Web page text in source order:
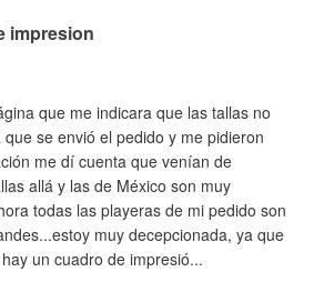
impresion
que me indicara que las tallas no
se envió el pedido y me pidieron
me dí cuenta que venían de
allá y las de México son muy
todas las playeras de mi pedido son
muy decepcionada, ya que
un cuadro de impresió...